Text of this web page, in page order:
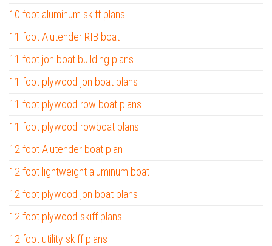
10 foot aluminum skiff plans
11 foot Alutender RIB boat
11 foot jon boat building plans
11 foot plywood jon boat plans
11 foot plywood row boat plans
11 foot plywood rowboat plans
12 foot Alutender boat plan
12 foot lightweight aluminum boat
12 foot plywood jon boat plans
12 foot plywood skiff plans
12 foot utility skiff plans